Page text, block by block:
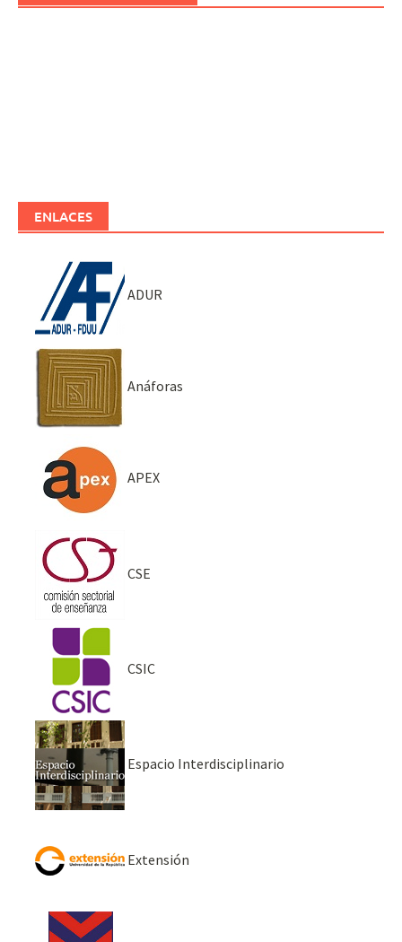
ENLACES
ADUR
Anáforas
APEX
CSE
CSIC
Espacio Interdisciplinario
Extensión